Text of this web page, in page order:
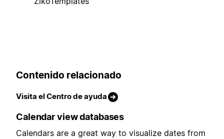
Contenido relacionado
Visita el Centro de ayuda
Calendar view databases
Calendars are a great way to visualize dates from